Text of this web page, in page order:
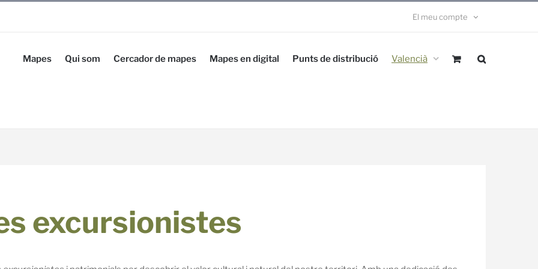
El meu compte
Mapes Qui som Cercador de mapes Mapes en digital Punts de distribució Valencià
excursionistes